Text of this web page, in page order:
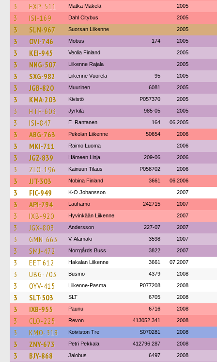
3 EXP-511 Matka Mäkelä 2005
3 ISI-169 Dahl Citybus 2005
3 SLN-967 Suorsan Liikenne 2005
3 OVI-746 Mobus 174 2005
3 KEI-945 Veolia Finland 2005
3 NNG-507 Liikenne Rajala 2005
3 SXG-982 Liikenne Vuorela 95 2005
3 JGB-820 Muurinen 6081 2005
3 KMA-203 Kivistö P057370 2005
3 HTF-603 Jyrkilä 985-05 2005
3 ISI-847 E. Rantanen 164 06.2005
3 ABG-763 Pekolan Liikenne 50654 2006
3 MKI-711 Raimo Luoma 2006
3 JGZ-839 Hämeen Linja 209-06 2006
3 ZLO-196 Kainuun Tilaus P058702 2006
3 JJT-303 Nobina Finland 3661 06.2006
3 FIC-949 K-O Johansson 2007
3 API-794 Lauhamo 242715 2007
3 IXB-920 Hyvinkään Liikenne 2007
3 JGX-803 Andersson 227-07 2007
3 GMN-663 V. Alamäki 3598 2007
3 SMJ-472 Norrgårds Buss 3822 2007
3 EET 612 Hakalan Liikenne 3661 07.2007
3 UBG-703 Busmo 4379 2008
3 OYV-415 Liikenne-Pasma P077208 2008
3 SLT-503 SLT 6705 2008
3 IXB-955 Paunu 6716 2008
3 CLO-225 Revon 413052 341 2008
3 KMO-318 Koiviston Tre S070281 2008
3 ZNY-673 Petri Pekkala 412796 287 2008
3 BJY-868 Jalobus 6497 2008